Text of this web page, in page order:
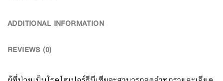
ADDITIONAL INFORMATION
REVIEWS (0)